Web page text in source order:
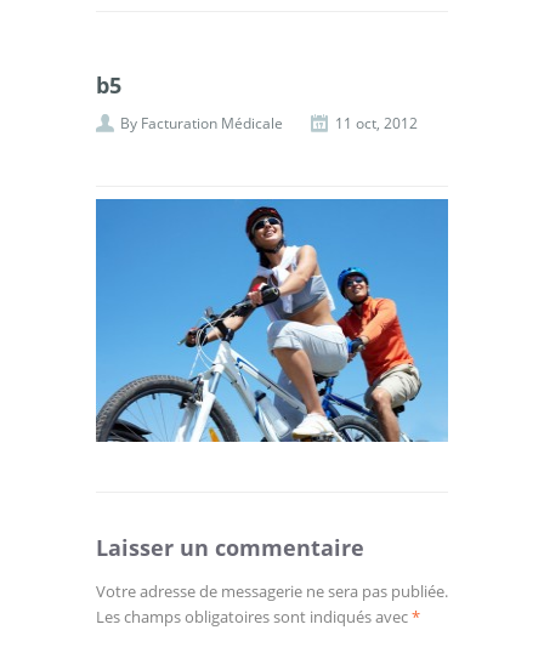
b5
By Facturation Médicale 11 oct, 2012
Laisser un commentaire
Votre adresse de messagerie ne sera pas publiée.
Les champs obligatoires sont indiqués avec*